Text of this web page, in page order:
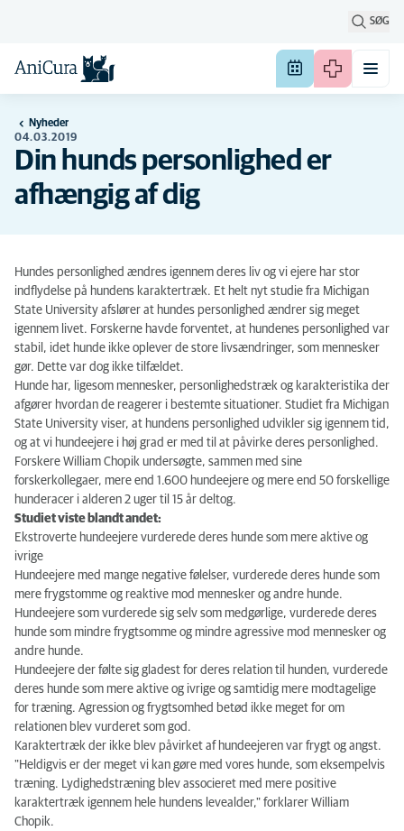
SØG
Nyheder
04.03.2019
Din hunds personlighed er
afhængig af dig
Hundes personlighed ændres igennem deres liv og vi ejere har stor
indflydelse på hundens karaktertræk. Et helt nyt studie fra Michigan
State University afslører at hundes personlighed ændrer sig meget
igennem livet. Forskerne havde forventet, at hundenes personlighed var
stabil, idet hunde ikke oplever de store livsændringer, som mennesker
gør. Dette var dog ikke tilfældet.
Hunde har, ligesom mennesker, personlighedstræk og karakteristika der
afgører hvordan de reagerer i bestemte situationer. Studiet fra Michigan
State University viser, at hundens personlighed udvikler sig igennem tid,
og at vi hundeejere i høj grad er med til at påvirke deres personlighed.
Forskere William Chopik undersøgte, sammen med sine
forskerkollegaer, mere end 1.600 hundeejere og mere end 50 forskellige
hunderacer i alderen 2 uger til 15 år deltog.
Studiet viste blandt andet:
Ekstroverte hundeejere vurderede deres hunde som mere aktive og
ivrige
Hundeejere med mange negative følelser, vurderede deres hunde som
mere frygstomme og reaktive mod mennesker og andre hunde.
Hundeejere som vurderede sig selv som medgørlige, vurderede deres
hunde som mindre frygtsomme og mindre agressive mod mennesker og
andre hunde.
Hundeejere der følte sig gladest for deres relation til hunden, vurderede
deres hunde som mere aktive og ivrige og samtidig mere modtagelige
for træning. Agression og frygtsomhed betød ikke meget for om
relationen blev vurderet som god.
Karaktertræk der ikke blev påvirket af hundeejeren var frygt og angst.
"Heldigvis er der meget vi kan gøre med vores hunde, som eksempelvis
træning. Lydighedstræning blev associeret med mere positive
karaktertræk igennem hele hundens levealder," forklarer William
Chopik.